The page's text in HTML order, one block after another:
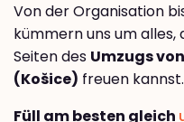
Von der Organisation
kümmern uns um
Seiten des Umzugs
(Košice) freuen kannst.
Füll am besten gleich